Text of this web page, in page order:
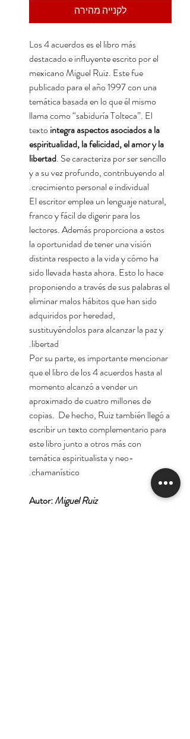
לקנייה מהירה
Los 4 acuerdos es el libro más
destacado e influyente escrito por el
mexicano Miguel Ruiz. Este fue
publicado para el año 1997 con una
temática basada en lo que él mismo
llama como “sabiduría Tolteca”. El
texto integra aspectos asociados a la
espiritualidad, la felicidad, el amor y la
libertad. Se caracteriza por ser sencillo
y a su vez profundo, contribuyendo al
crecimiento personal e individual.
El escritor emplea un lenguaje natural,
franco y fácil de digerir para los
lectores. Además proporciona a estos
la oportunidad de tener una visión
distinta respecto a la vida y cómo ha
sido llevada hasta ahora. Esto lo hace
proponiendo a través de sus palabras el
eliminar malos hábitos que han sido
adquiridos por heredad,
sustituyéndolos para alcanzar la paz y
libertad.
Por su parte, es importante mencionar
que el libro de los 4 acuerdos hasta al
momento alcanzó a vender un
aproximado de cuatro millones de
copias. De hecho, Ruiz también llegó a
escribir un texto complementario para
este libro junto a otros más con
temática espiritualista y neo-
chamanístico.
Autor:Miguel Ruiz